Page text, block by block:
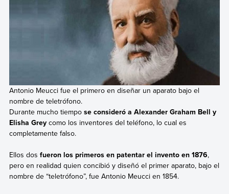
Antonio Meucci fue el primero en diseñar un aparato bajo el
nombre de teletrófono.
Durante mucho tiempo se consideró a Alexander Graham Bell y
Elisha Greycomo los inventores del teléfono, lo cual es
completamente falso.
Ellos dos fueron los primeros en patentar el invento en 1876,
pero en realidad quien concibió y diseñó el primer aparato, bajo el
nombre de “teletrófono”, fue Antonio Meucci en 1854.